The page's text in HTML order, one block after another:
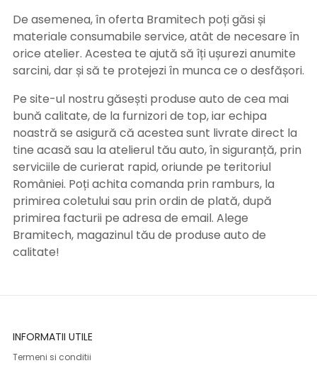
De asemenea, în oferta Bramitech poți găsi și
materiale consumabile service, atât de necesare în
orice atelier. Acestea te ajută să îți ușurezi anumite
sarcini, dar și să te protejezi în munca ce o desfășori.
Pe site-ul nostru găsești produse auto de cea mai
bună calitate, de la furnizori de top, iar echipa
noastră se asigură că acestea sunt livrate direct la
tine acasă sau la atelierul tău auto, în siguranță, prin
serviciile de curierat rapid, oriunde pe teritoriul
României. Poți achita comanda prin ramburs, la
primirea coletului sau prin ordin de plată, după
primirea facturii pe adresa de email. Alege
Bramitech, magazinul tău de produse auto de
calitate!
INFORMATII UTILE
Termeni si conditii